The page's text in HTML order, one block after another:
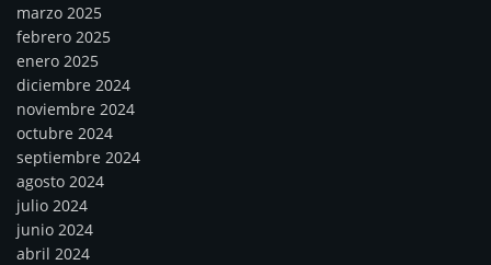
marzo 2025
febrero 2025
enero 2025
diciembre 2024
noviembre 2024
octubre 2024
septiembre 2024
agosto 2024
julio 2024
junio 2024
abril 2024